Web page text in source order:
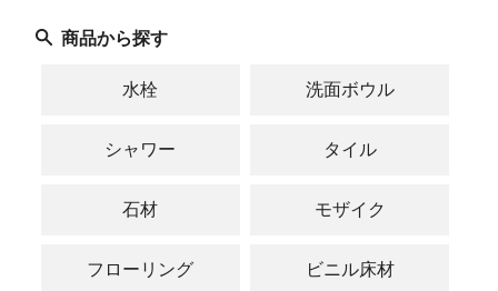
商品から探す
水栓 洗面ボウル
シャワー タイル
石材 モザイク
フローリング ビニル床材